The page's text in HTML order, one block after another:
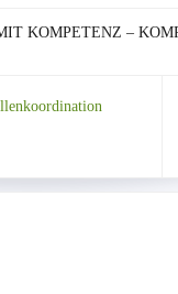
KOMPETENZ –